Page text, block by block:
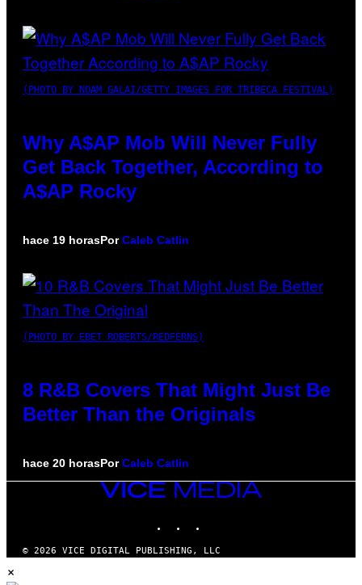
(PHOTO BY NOAM GALAI/GETTY IMAGES FOR TRIBECA FESTIVAL)
Why A$AP Mob Will Never Fully
Get Back Together, According to
A$AP Rocky
hace 19 horasPorCaleb Catlin
(PHOTO BY EBET ROBERTS/REDFERNS)
8 R&B Covers That Might Just Be
Better Than the Originals
hace 20 horasPorCaleb Catlin
VICE
MEDIA
© 2026 VICE DIGITAL PUBLISHING, LLC
×